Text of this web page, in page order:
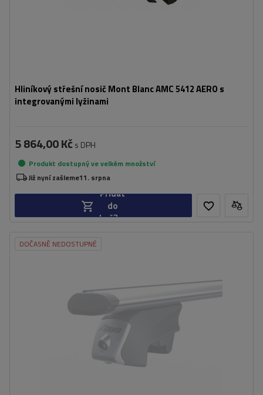
Hliníkový střešní nosič Mont Blanc AMC 5412 AERO s
integrovanými lyžinami
5 864,00 Kč s DPH
Produkt dostupný ve velkém množství
Již nyní zašleme11. srpna
Přidat
do
košíku
DOČASNĚ NEDOSTUPNÉ